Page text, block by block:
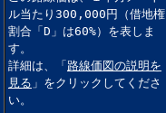
ル当たり300,000円（借地権
割合「D」は60%）を表しま
す。
詳細は、「 路線価図の説明を
見る 」をクリックしてくださ
い。